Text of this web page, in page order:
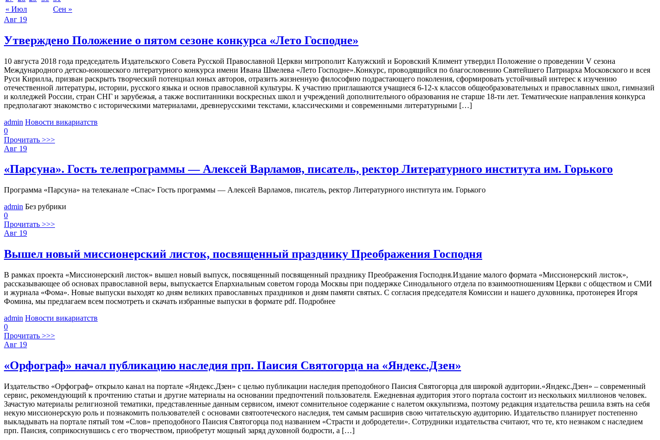
« Июл Сен »
Авг 19
Утверждено Положение о пятом сезоне конкурса «Лето Господне»
10 августа 2018 года председатель Издательского Совета Русской Православной Церкви митрополит Калужский и Боровский Климент утвердил Положение о проведении V сезона
Международного детско-юношеского литературного конкурса имени Ивана Шмелева «Лето Господне».Конкурс, проводящийся по благословению Святейшего Патриарха Московского и всея
Руси Кирилла, призван раскрыть творческий потенциал юных авторов, отразить жизненную философию подрастающего поколения, сформировать устойчивый интерес к изучению
отечественной литературы, истории, русского языка и основ православной культуры. К участию приглашаются учащиеся 6-12-х классов общеобразовательных и православных школ, гимназий
и колледжей России, стран СНГ и зарубежья, а также воспитанники воскресных школ и учреждений дополнительного образования не старше 18-ти лет. Тематические направления конкурса
предполагают знакомство с историческими материалами, древнерусскими текстами, классическими и современными литературными […]
admin Новости викариатств
0
Прочитать >>>
Авг 19
«Парсуна». Гость телепрограммы — Алексей Варламов, писатель, ректор Литературного института им. Горького
Программа «Парсуна» на телеканале «Спас» Гость программы — Алексей Варламов, писатель, ректор Литературного института им. Горького
admin Без рубрики
0
Прочитать >>>
Авг 19
Вышел новый миссионерский листок, посвященный празднику Преображения Господня
В рамках проекта «Миссионерский листок» вышел новый выпуск, посвященный посвященный празднику Преображения Господня.Издание малого формата «Миссионерский листок»,
рассказывающее об основах православной веры, выпускается Епархиальным советом города Москвы при поддержке Синодального отдела по взаимоотношениям Церкви с обществом и СМИ
и журнала «Фома». Новые выпуски выходят ко дням великих православных праздников и дням памяти святых. С согласия председателя Комиссии и нашего духовника, протоиерея Игоря
Фомина, мы предлагаем всем посмотреть и скачать избранные выпуски в формате pdf. Подробнее
admin Новости викариатств
0
Прочитать >>>
Авг 19
«Орфограф» начал публикацию наследия прп. Паисия Святогорца на «Яндекс.Дзен»
Издательство «Орфограф» открыло канал на портале «Яндекс.Дзен» с целью публикации наследия преподобного Паисия Святогорца для широкой аудитории.«Яндекс.Дзен» – современный
сервис, рекомендующий к прочтению статьи и другие материалы на основании предпочтений пользователя. Ежедневная аудитория этого портала состоит из нескольких миллионов человек.
Зачастую материалы религиозной тематики, представленные данным сервисом, имеют сомнительное содержание с налетом оккультизма, поэтому редакция издательства решила взять на себя
некую миссионерскую роль и познакомить пользователей с основами святоотеческого наследия, тем самым расширив свою читательскую аудиторию. Издательство планирует постепенно
выкладывать на портале пятый том «Слов» преподобного Паисия Святогорца под названием «Страсти и добродетели». Сотрудники издательства считают, что те, кто незнаком с наследием
прп. Паисия, соприкоснувшись с его творчеством, приобретут мощный заряд духовной бодрости, а […]